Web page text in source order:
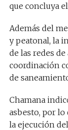
que concluya
Además del
y peatonal, la
de las redes
coordinación
de
Chamana
asbesto, por
la ejecución